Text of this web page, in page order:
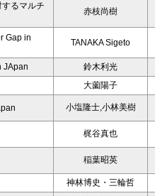
るマルチ
赤枝尚樹
Gap in
TANAKA Sigeto
JApan
鈴木利光
大薗陽子
小塩隆士,小林美樹
梶谷真也
稲葉昭英
神林博史・三輪哲